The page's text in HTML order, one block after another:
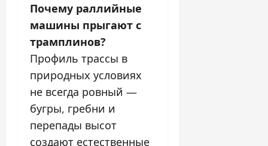
Почему раллийные
машины прыгают с
трамплинов?
Профиль трассы в
природных условиях
не всегда ровный —
бугры, гребни и
перепады высот
создают естественные